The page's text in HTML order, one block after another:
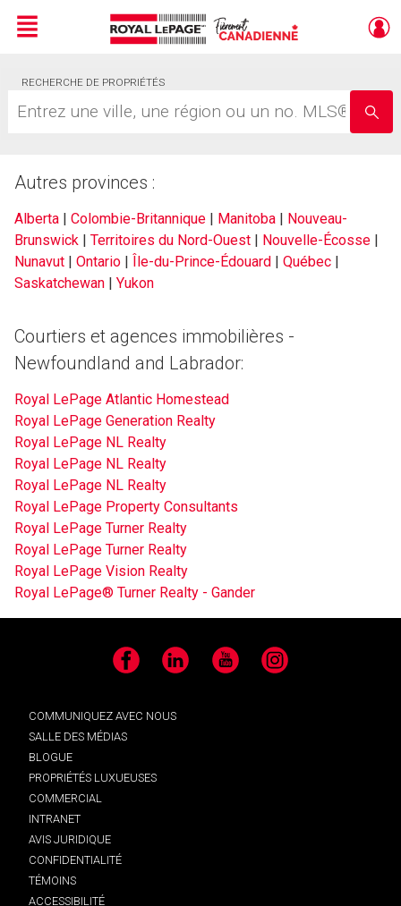
Live
En Direct
Menu
RECHERCHE DE PROPRIÉTÉS
une
ou
no.
MLS®
Autres provinces :
Alberta | Colombie-Britannique | Manitoba | Nouveau-
Brunswick | Territoires du Nord-Ouest | Nouvelle-Écosse |
Nunavut | Ontario | Île-du-Prince-Édouard | Québec |
Saskatchewan | Yukon
Courtiers et agences immobilières -
Newfoundland and Labrador:
Royal LePage Atlantic Homestead
Royal LePage Generation Realty
Royal LePage NL Realty
Royal LePage NL Realty
Royal LePage NL Realty
Royal LePage Property Consultants
Royal LePage Turner Realty
Royal LePage Turner Realty
Royal LePage Vision Realty
Royal LePage® Turner Realty - Gander
Facebook LinkedIn YouTube Instagram
COMMUNIQUEZ AVEC NOUS
SALLE DES MÉDIAS
BLOGUE
PROPRIÉTÉS LUXUEUSES
COMMERCIAL
INTRANET
AVIS JURIDIQUE
CONFIDENTIALITÉ
TÉMOINS
ACCESSIBILITÉ